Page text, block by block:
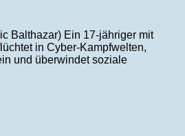
Balthazar) Ein 17-jähriger mit
in Cyber-Kampfwelten,
und überwindet soziale